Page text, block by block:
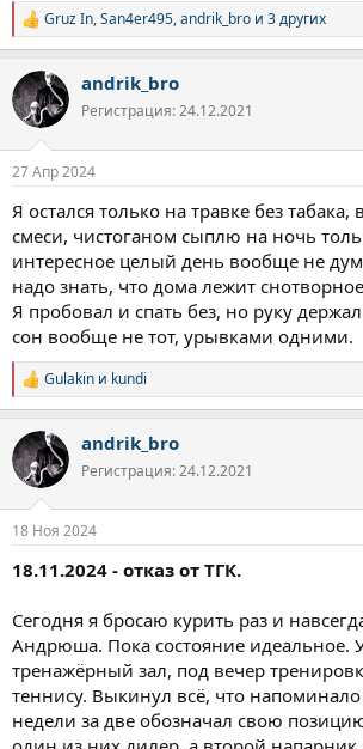
Р
е
к
ц
и
Gruz In,San4er495,andrik_bro и 3 других
andrik_bro
Регистрация: 24.12.2021
27 Апр 2024
Я остался только на травке без табака,
смеси, чистоганом сыплю на ночь
интересное целый день вообще не
надо знать, что дома лежит
Я пробовал и спать без, но руку
сон вообще не тот, урывками одними.
Р
е
к
ц
и
Gulakin и kundi
andrik_bro
Регистрация: 24.12.2021
18 Ноя 2024
18.11.2024 - отказ от ТГК.
Сегодня я бросаю курить раз и
Андрюша. Пока состояние идеальное.
тренажёрный зал, под вечер
теннису. Выкинул всё, что напоминало
недели за две обозначал свою